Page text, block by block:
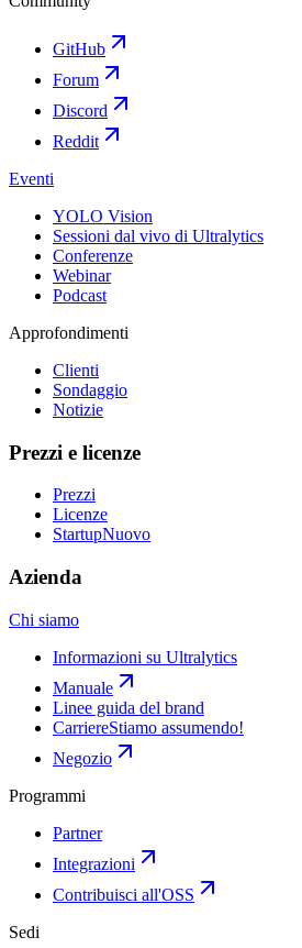
GitHub
Forum
Discord
Reddit
Eventi
YOLO Vision
Sessioni dal vivo di Ultralytics
Conferenze
Webinar
Podcast
Approfondimenti
Clienti
Sondaggio
Notizie
Prezzi e licenze
Prezzi
Licenze
StartupNuovo
Azienda
Chi siamo
Informazioni su Ultralytics
Manuale
Linee guida del brand
CarriereStiamo assumendo!
Negozio
Programmi
Partner
Integrazioni
Contribuisci all'OSS
Sedi